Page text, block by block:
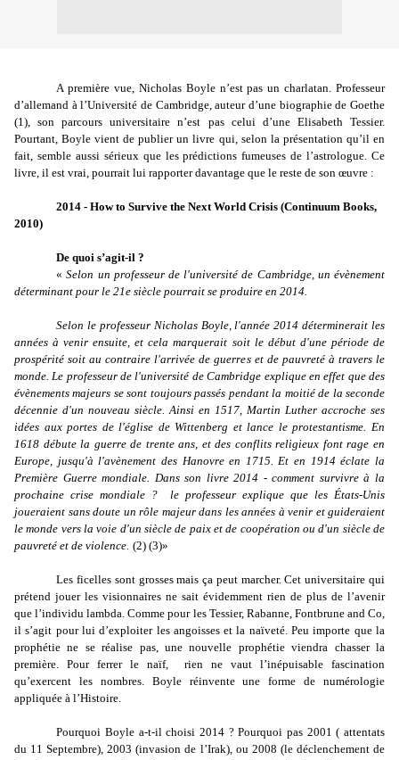
A première vue, Nicholas Boyle n’est pas un charlatan. Professeur
d’allemand à l’Université de Cambridge, auteur d’une biographie de Goethe
(1), son parcours universitaire n’est pas celui d’une Elisabeth Tessier.
Pourtant, Boyle vient de publier un livre qui, selon la présentation qu’il en
fait, semble aussi sérieux que les prédictions fumeuses de l’astrologue. Ce
livre, il est vrai, pourrait lui rapporter davantage que le reste de son œuvre :
2014 - How to Survive the Next World Crisis (Continuum Books,
2010)
De quoi s’agit-il ?
«Selon un professeur de l'université de Cambridge, un évènement
déterminant pour le 21e siècle pourrait se produire en 2014.
Selon le professeur Nicholas Boyle, l'année 2014 déterminerait les
années à venir ensuite, et cela marquerait soit le début d'une période de
prospérité soit au contraire l'arrivée de guerres et de pauvreté à travers le
monde. Le professeur de l'université de Cambridge explique en effet que des
évènements majeurs se sont toujours passés pendant la moitié de la seconde
décennie d'un nouveau siècle. Ainsi en 1517, Martin Luther accroche ses
idées aux portes de l'église de Wittenberg et lance le protestantisme. En
1618 débute la guerre de trente ans, et des conflits religieux font rage en
Europe, jusqu'à l'avènement des Hanovre en 1715. Et en 1914 éclate la
Première Guerre mondiale. Dans son livre 2014 - comment survivre à la
prochaine crise mondiale ?
le professeur explique que les États-Unis
joueraient sans doute un rôle majeur dans les années à venir et guideraient
le monde vers la voie d'un siècle de paix et de coopération ou d'un siècle de
pauvreté et de violence. (2) (3)»
Les ficelles sont grosses mais ça peut marcher. Cet universitaire qui
prétend jouer les visionnaires ne sait évidemment rien de plus de l’avenir
que l’individu lambda. Comme pour les Tessier, Rabanne, Fontbrune and Co,
il s’agit pour lui d’exploiter les angoisses et la naïveté. Peu importe que la
prophétie ne se réalise pas, une nouvelle prophétie viendra chasser la
première. Pour ferrer le naïf,
rien ne vaut l’inépuisable fascination
qu’exercent les nombres. Boyle réinvente une forme de numérologie
appliquée à l’Histoire.
Pourquoi Boyle a-t-il choisi 2014 ? Pourquoi pas 2001 ( attentats
du 11 Septembre), 2003 (invasion de l’Irak), ou 2008 (le déclenchement de